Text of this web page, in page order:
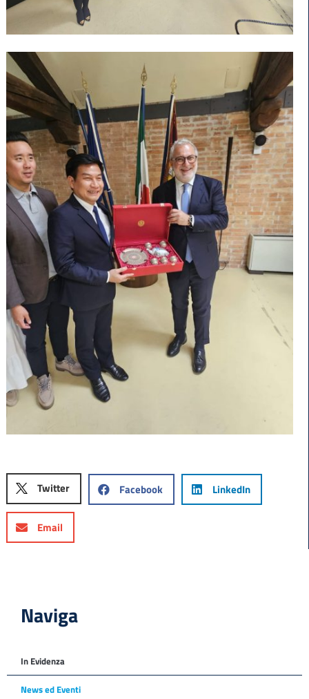
Twitter Facebook LinkedIn
Email
Naviga
In Evidenza
News ed Eventi